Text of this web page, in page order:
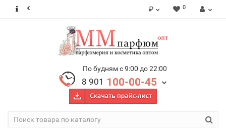
₽ 0
По будням с 9:00 до 22:00
8 901 100-00-45